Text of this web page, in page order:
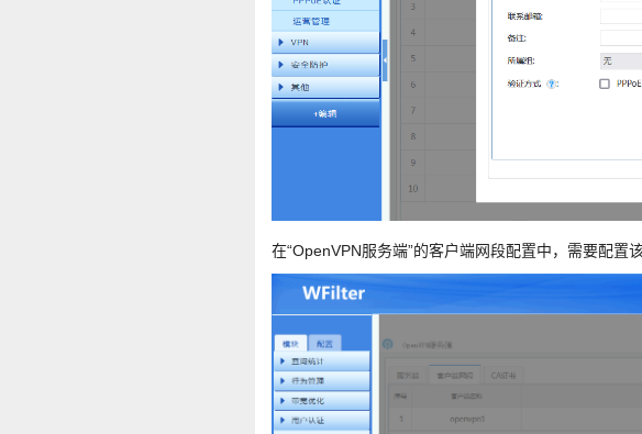
在“OpenVPN服务端”的客户端网段配置中，需要配置